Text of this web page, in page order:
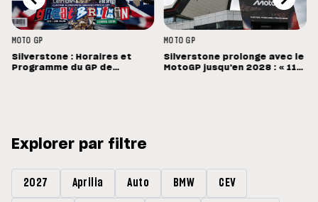
MOTO GP
Silverstone : Horaires et
Programme du GP de
MOTO GP
Silverstone prolonge avec le
MotoGP jusqu'en 2028 : « 11
Explorer par filtre
2027 Aprilia Auto BMW CEV